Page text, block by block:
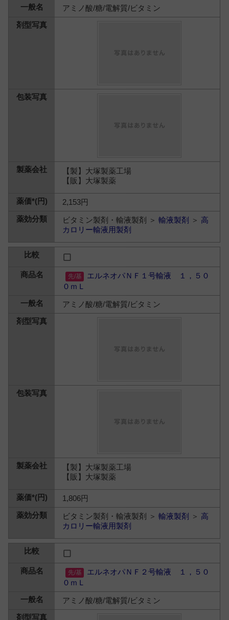
アミノ酸/糖/電解質/ビタミン
【製】大塚製薬工場
【販】大塚製薬
2,153円
ビタミン製剤・輸液製剤 ＞輸液製剤 ＞ 高
カロリー輸液用製剤
エルネオパＮＦ１号輸液 １，５０
０ｍＬ
アミノ酸/糖/電解質/ビタミン
【製】大塚製薬工場
【販】大塚製薬
1,806円
ビタミン製剤・輸液製剤 ＞輸液製剤 ＞ 高
カロリー輸液用製剤
エルネオパＮＦ２号輸液 １，５０
０ｍＬ
アミノ酸/糖/電解質/ビタミン